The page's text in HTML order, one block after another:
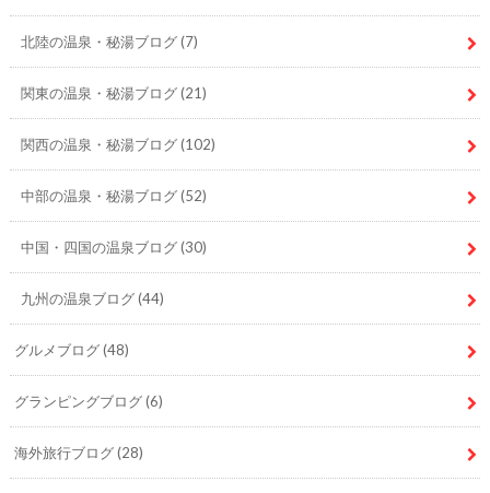
北陸の温泉・秘湯ブログ(7)
関東の温泉・秘湯ブログ(21)
関西の温泉・秘湯ブログ(102)
中部の温泉・秘湯ブログ(52)
中国・四国の温泉ブログ(30)
九州の温泉ブログ(44)
グルメブログ(48)
グランピングブログ(6)
海外旅行ブログ(28)